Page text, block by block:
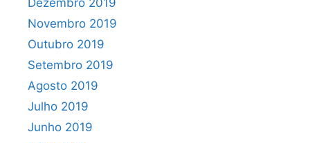
Dezembro 2019
Novembro 2019
Outubro 2019
Setembro 2019
Agosto 2019
Julho 2019
Junho 2019